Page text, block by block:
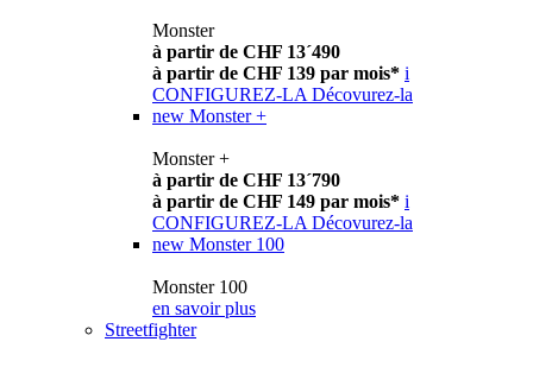
Monster
à partir de CHF 13´490
à partir de CHF 139 par mois* i
CONFIGUREZ-LA Décovurez-la
new Monster +
Monster +
à partir de CHF 13´790
à partir de CHF 149 par mois* i
CONFIGUREZ-LA Décovurez-la
new Monster 100
Monster 100
en savoir plus
Streetfighter